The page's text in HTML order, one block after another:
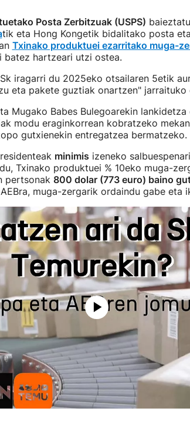
Posta Zerbitzuak (USPS)
tik eta Hong Kongetik bidalitako posta
Txinako produktuei ezarritako muga-
batez hartzeari utzi ostea.
iragarri du 2025eko otsailaren 5etik
eta pakete guztiak onartzen" jarraituko
Mugako Babes Bulegoarekin
modu eraginkorrean kobratzeko
gutxienekin entregatzea bermatzeko.
minimis izeneko
Txinako produktuei % 10eko muga-
pertsonak 800 dolar (773 euro) baino
muga-zergarik ordaindu gabe eta